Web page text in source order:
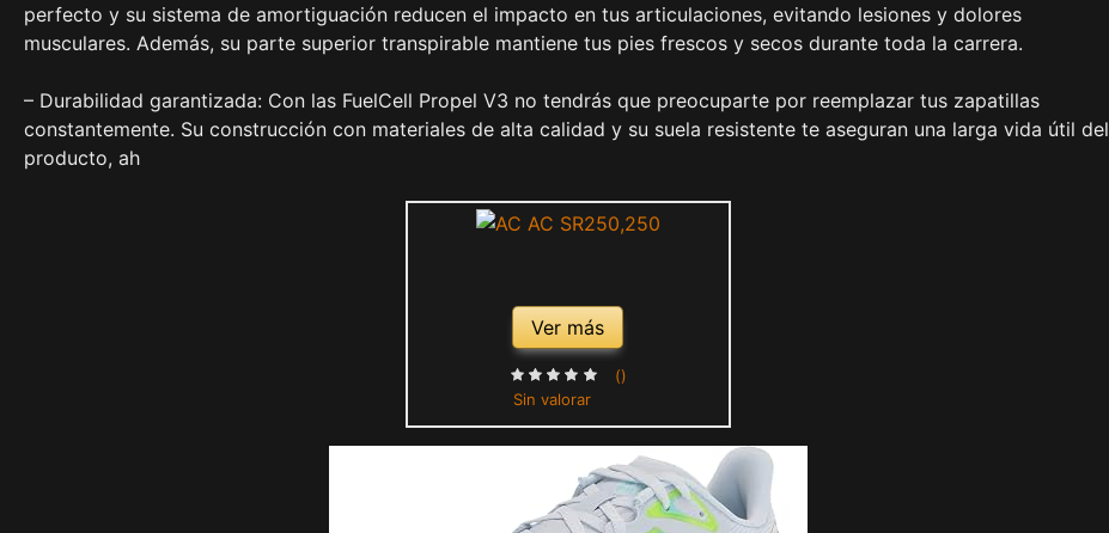
perfecto y su sistema de amortiguación reducen el impacto en tus articulaciones, evitando lesiones y dolores
musculares. Además, su parte superior transpirable mantiene tus pies frescos y secos durante toda la carrera.
– Durabilidad garantizada: Con las FuelCell Propel V3 no tendrás que preocuparte por reemplazar tus zapatillas
constantemente. Su construcción con materiales de alta calidad y su suela resistente te aseguran una larga vida útil del
producto, ah
Ver más
Sin valorar
()